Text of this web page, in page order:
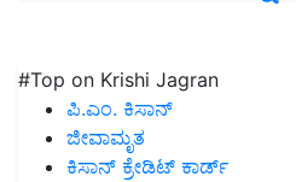
#Top on Krishi Jagran
ಪಿ.ಎಂ. ಕಿಸಾನ್
ಜೀವಾಮೃತ
ಕಿಸಾನ್ ಕ್ರೇಡಿಟ್ ಕಾರ್ಡ್